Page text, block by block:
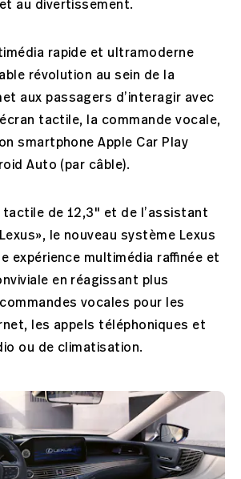
au divertissement.
rapide et ultramoderne
révolution au sein de la
aux passagers d’interagir avec
tactile, la commande vocale,
smartphone Apple Car Play
Auto (par câble).
tactile de 12,3" et de l’assistant
le nouveau système Lexus
expérience multimédia raffinée et
en réagissant plus
vocales pour les
les appels téléphoniques et
ou de climatisation.